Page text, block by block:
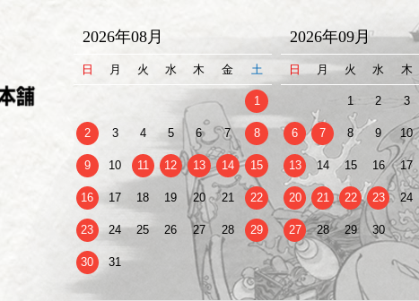
2026年08月
日 月 火 水 木 金 土
1
2 3 4 5 6 7 8
9 10 11 12 13 14 15
16 17 18 19 20 21 22
23 24 25 26 27 28 29
30 31
2026年09月
日 月 火 水 木
1 2 3
6 7 8 9 10
13 14 15 16 17
20 21 22 23 24
27 28 29 30